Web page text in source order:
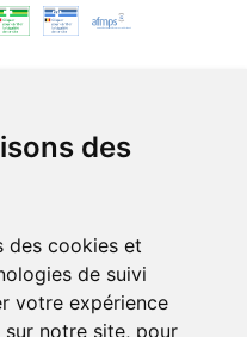
des
des cookies et
de suivi
votre expérience
notre site, pour
sécurisé
et livraison